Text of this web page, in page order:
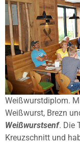
Weißwurstdiplom.
Weißwurst, Brezn
Weißwurstsenf. Die
Kreuzschnitt und